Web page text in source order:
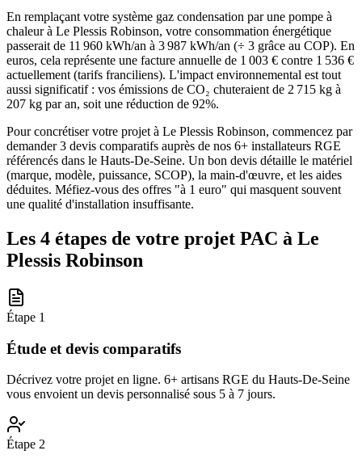
En remplaçant votre système gaz condensation par une pompe à
chaleur à Le Plessis Robinson, votre consommation énergétique
passerait de 11 960 kWh/an à 3 987 kWh/an (÷ 3 grâce au COP). En
euros, cela représente une facture annuelle de 1 003 € contre 1 536 €
actuellement (tarifs franciliens). L'impact environnemental est tout
aussi significatif : vos émissions de CO₂ chuteraient de 2 715 kg à
207 kg par an, soit une réduction de 92%.
Pour concrétiser votre projet à Le Plessis Robinson, commencez par
demander 3 devis comparatifs auprès de nos 6+ installateurs RGE
référencés dans le Hauts-De-Seine. Un bon devis détaille le matériel
(marque, modèle, puissance, SCOP), la main-d'œuvre, et les aides
déduites. Méfiez-vous des offres "à 1 euro" qui masquent souvent
une qualité d'installation insuffisante.
Les 4 étapes de votre projet PAC à Le
Plessis Robinson
Étape 1
Étude et devis comparatifs
Décrivez votre projet en ligne. 6+ artisans RGE du Hauts-De-Seine
vous envoient un devis personnalisé sous 5 à 7 jours.
Étape 2